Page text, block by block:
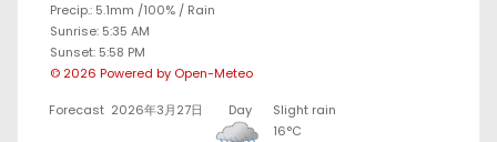
Precip.: 5.1mm /100% / Rain
Sunrise: 5:35 AM
Sunset: 5:58 PM
© 2026 Powered by Open-Meteo
Forecast 2026年3月27日 Day
Slight rain
16°C